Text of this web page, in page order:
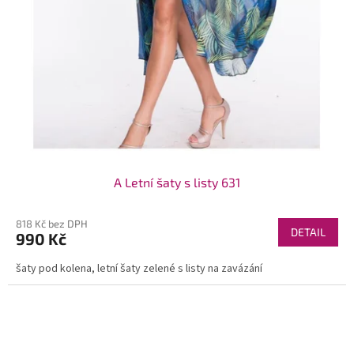
A Letní šaty s listy 631
818 Kč bez DPH
990 Kč DETAIL
šaty pod kolena, letní šaty zelené s listy na zavázání